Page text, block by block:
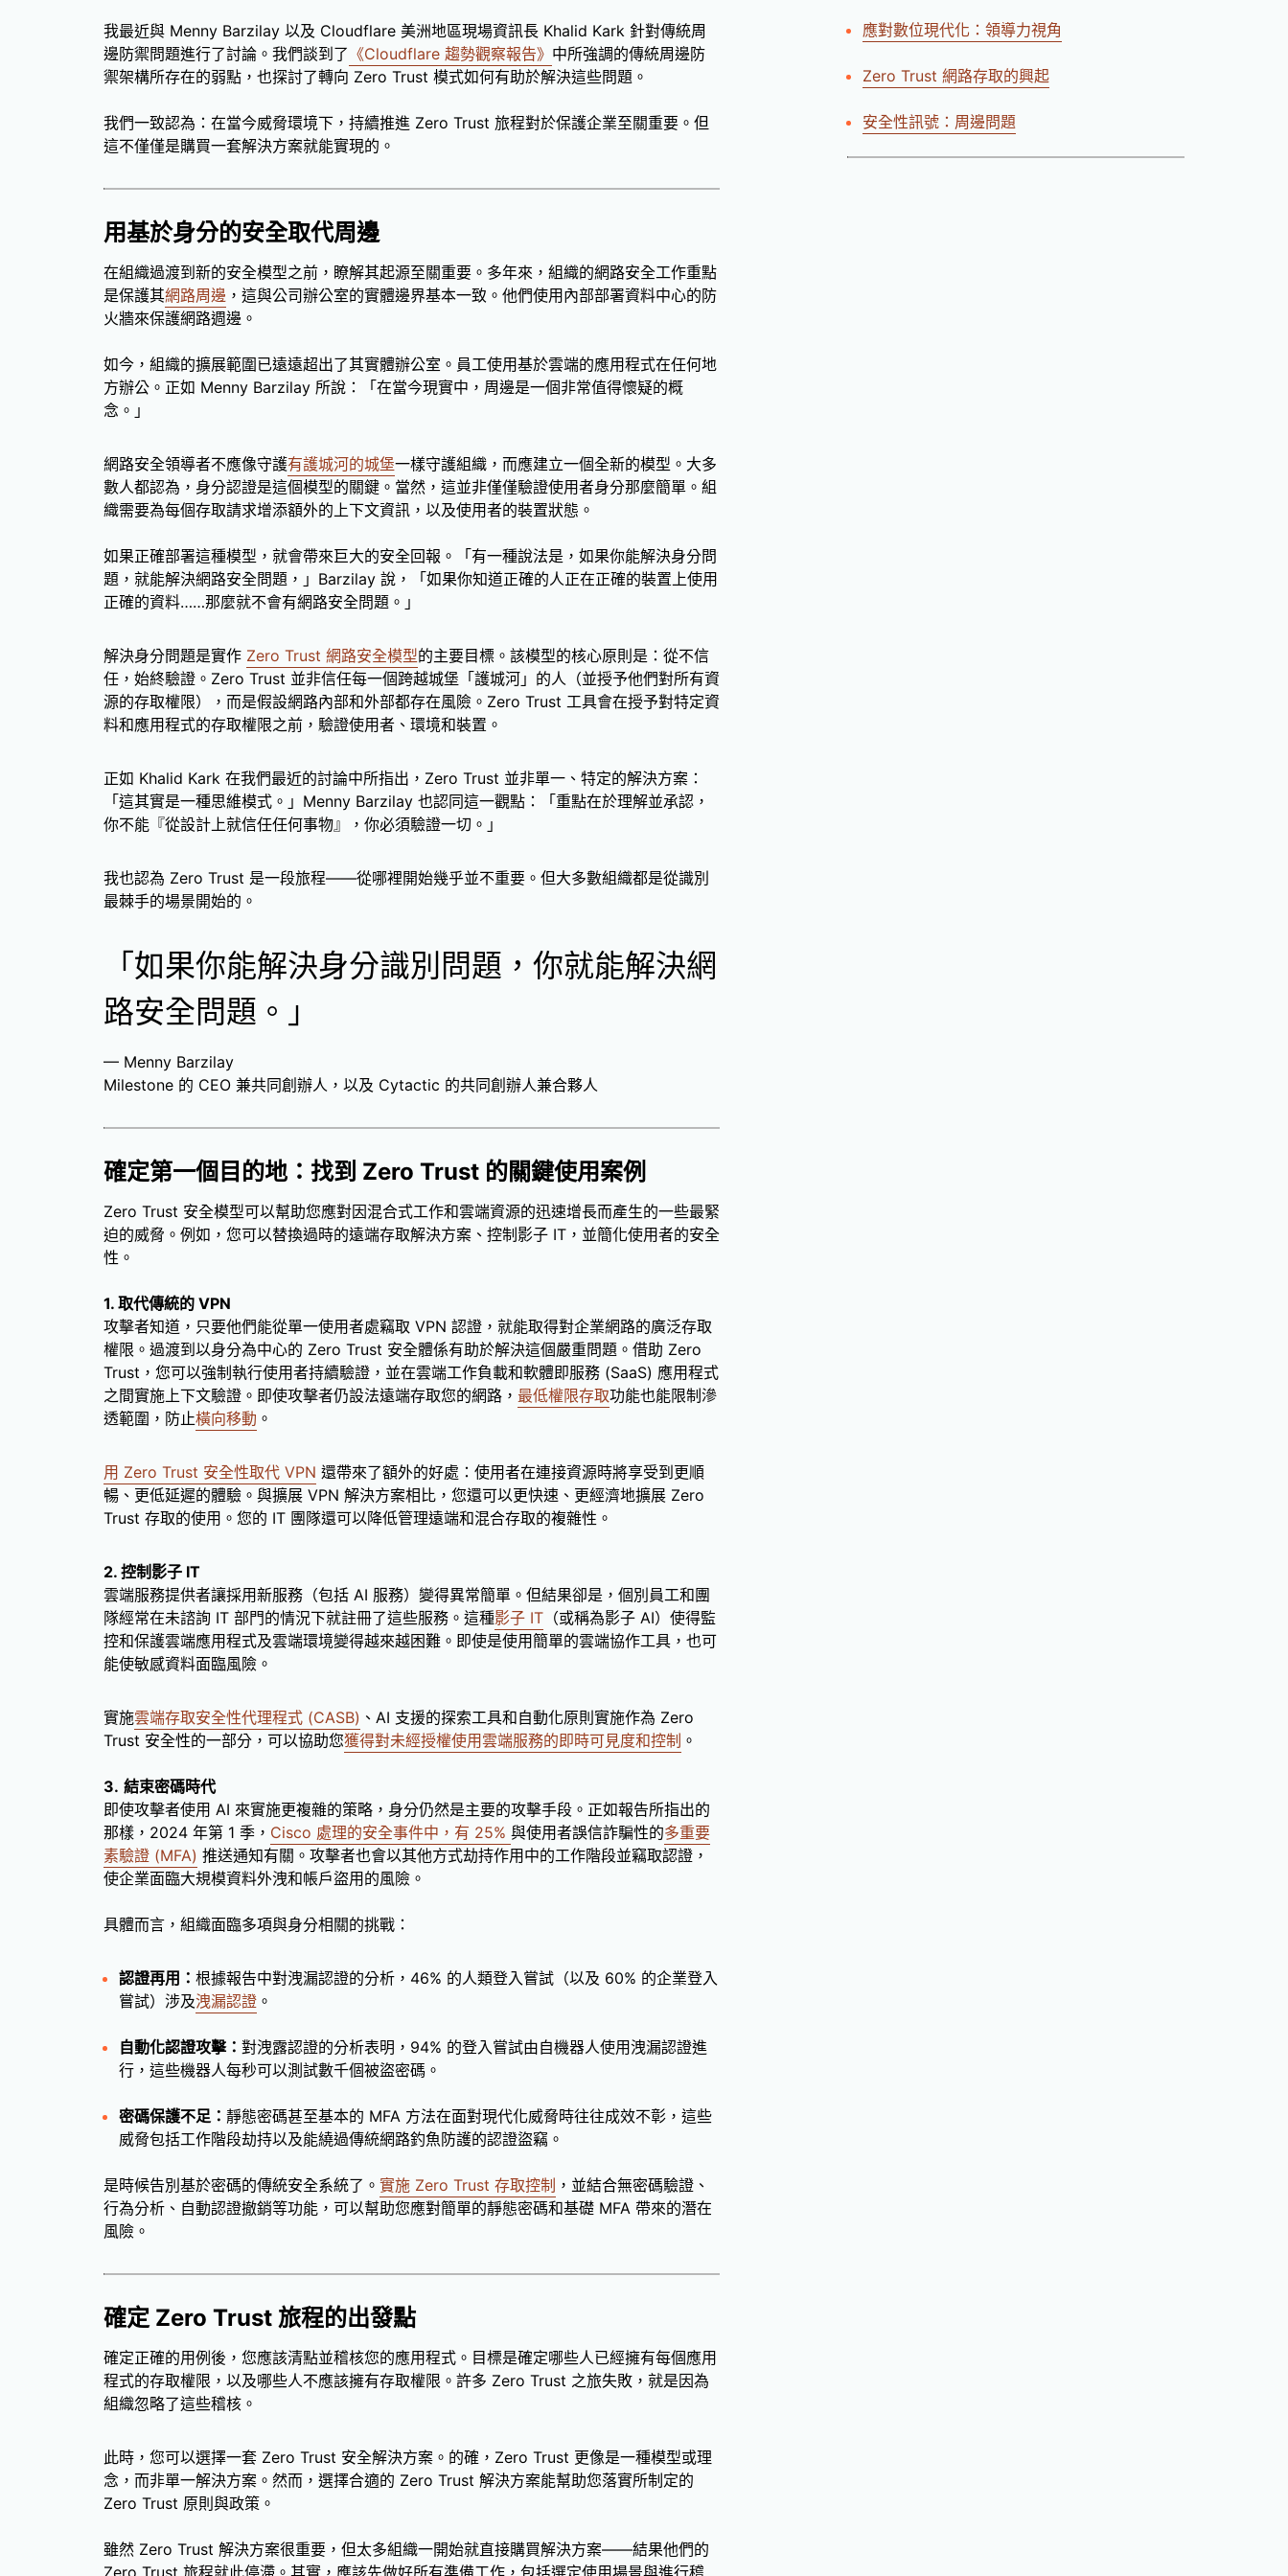
我最近與 Menny Barzilay 以及 Cloudflare 美洲地區現場資訊長 Khalid Kark 針對傳統周
邊防禦問題進行了討論。我們談到了 《Cloudflare 趨勢觀察報告》 中所強調的傳統周邊防
禦架構所存在的弱點，也探討了轉向 Zero Trust 模式如何有助於解決這些問題。
我們一致認為：在當今威脅環境下，持續推進 Zero Trust 旅程對於保護企業至關重要。但
這不僅僅是購買一套解決方案就能實現的。
用基於身分的安全取代周邊
在組織過渡到新的安全模型之前，瞭解其起源至關重要。多年來，組織的網路安全工作重點
是保護其網路周邊 ，這與公司辦公室的實體邊界基本一致。他們使用內部部署資料中心的防
火牆來保護網路週邊。
如今，組織的擴展範圍已遠遠超出了其實體辦公室。員工使用基於雲端的應用程式在任何地
方辦公。正如 Menny Barzilay 所說：「在當今現實中，周邊是一個非常值得懷疑的概
念。」
網路安全領導者不應像守護有護城河的城堡一樣守護組織，而應建立一個全新的模型。大多
數人都認為，身分認證是這個模型的關鍵。當然，這並非僅僅驗證使用者身分那麼簡單。組
織需要為每個存取請求增添額外的上下文資訊，以及使用者的裝置狀態。
如果正確部署這種模型，就會帶來巨大的安全回報。「有一種說法是，如果你能解決身分問
題，就能解決網路安全問題，」Barzilay 說，「如果你知道正確的人正在正確的裝置上使用
正確的資料……那麼就不會有網路安全問題。」
解決身分問題是實作 Zero Trust 網路安全模型的主要目標。該模型的核心原則是：從不信
任，始終驗證。Zero Trust 並非信任每一個跨越城堡「護城河」的人（並授予他們對所有資
源的存取權限），而是假設網路內部和外部都存在風險。Zero Trust 工具會在授予對特定資
料和應用程式的存取權限之前，驗證使用者、環境和裝置。
正如 Khalid Kark 在我們最近的討論中所指出，Zero Trust 並非單一、特定的解決方案：
「這其實是一種思維模式。」Menny Barzilay 也認同這一觀點：「重點在於理解並承認，
你不能『從設計上就信任任何事物』，你必須驗證一切。」
我也認為 Zero Trust 是一段旅程——從哪裡開始幾乎並不重要。但大多數組織都是從識別
最棘手的場景開始的。
「如果你能解決身分識別問題，你就能解決網
路安全問題。」
— Menny Barzilay
Milestone 的 CEO 兼共同創辦人，以及 Cytactic 的共同創辦人兼合夥人
確定第一個目的地： 找到 Zero Trust 的關鍵使用案例
Zero Trust 安全模型可以幫助您應對因混合式工作和雲端資源的迅速增長而產生的一些最緊
迫的威脅。例如，您可以替換過時的遠端存取解決方案、控制影子 IT，並簡化使用者的安全
性。
1. 取代傳統的 VPN
攻擊者知道，只要他們能從單一使用者處竊取 VPN 認證，就能取得對企業網路的廣泛存取
權限。過渡到以身分為中心的 Zero Trust 安全體係有助於解決這個嚴重問題。借助 Zero
Trust，您可以強制執行使用者持續驗證，並在雲端工作負載和軟體即服務 (SaaS) 應用程式
之間實施上下文驗證。即使攻擊者仍設法遠端存取您的網路， 最低權限存取功能也能限制滲
透範圍，防止橫向移動 。
用 Zero Trust 安全性取代 VPN 還帶來了額外的好處：使用者在連接資源時將享受到更順
暢、更低延遲的體驗。與擴展 VPN 解決方案相比，您還可以更快速、更經濟地擴展 Zero
Trust 存取的使用。您的 IT 團隊還可以降低管理遠端和混合存取的複雜性。
2. 控制影子 IT
雲端服務提供者讓採用新服務（包括 AI 服務）變得異常簡單。但結果卻是，個別員工和團
隊經常在未諮詢 IT 部門的情況下就註冊了這些服務。這種影子 IT （或稱為影子 AI）使得監
控和保護雲端應用程式及雲端環境變得越來越困難。即使是使用簡單的雲端協作工具，也可
能使敏感資料面臨風險。
實施雲端存取安全性代理程式 (CASB) 、AI 支援的探索工具和自動化原則實施作為 Zero
Trust 安全性的一部分，可以協助您獲得對未經授權使用雲端服務的即時可見度和控制 。
3. 結束密碼時代
即使攻擊者使用 AI 來實施更複雜的策略，身分仍然是主要的攻擊手段。正如報告所指出的
那樣，2024 年第 1 季， Cisco 處理的安全事件中，有 25% 與使用者誤信詐騙性的多重要
素驗證 (MFA) 推送通知有關。攻擊者也會以其他方式劫持作用中的工作階段並竊取認證，
使企業面臨大規模資料外洩和帳戶盜用的風險。
具體而言，組織面臨多項與身分相關的挑戰：
認證再用： 根據報告中對洩漏認證的分析，46% 的人類登入嘗試（以及 60% 的企業登入
嘗試）涉及洩漏認證 。
自動化認證攻擊： 對洩露認證的分析表明，94% 的登入嘗試由自機器人使用洩漏認證進
行，這些機器人每秒可以測試數千個被盜密碼。
密碼保護不足： 靜態密碼甚至基本的 MFA 方法在面對現代化威脅時往往成效不彰，這些
威脅包括工作階段劫持以及能繞過傳統網路釣魚防護的認證盜竊。
是時候告別基於密碼的傳統安全系統了。 實施 Zero Trust 存取控制 ，並結合無密碼驗證、
行為分析、自動認證撤銷等功能，可以幫助您應對簡單的靜態密碼和基礎 MFA 帶來的潛在
風險。
確定 Zero Trust 旅程的出發點
確定正確的用例後，您應該清點並稽核您的應用程式。目標是確定哪些人已經擁有每個應用
程式的存取權限，以及哪些人不應該擁有存取權限。許多 Zero Trust 之旅失敗，就是因為
組織忽略了這些稽核。
此時，您可以選擇一套 Zero Trust 安全解決方案。的確，Zero Trust 更像是一種模型或理
念，而非單一解決方案。然而，選擇合適的 Zero Trust 解決方案能幫助您落實所制定的
Zero Trust 原則與政策。
雖然 Zero Trust 解決方案很重要，但太多組織一開始就直接購買解決方案——結果他們的
應對數位現代化：領導力視角
Zero Trust 網路存取的興起
安全性訊號：周邊問題